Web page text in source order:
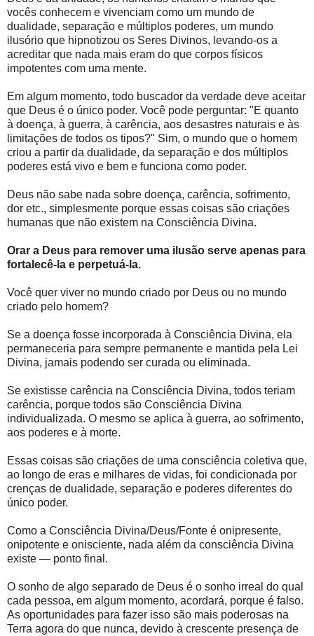
vocês conhecem e vivenciam como um mundo de
dualidade, separação e múltiplos poderes, um mundo
ilusório que hipnotizou os Seres Divinos, levando-os a
acreditar que nada mais eram do que corpos físicos
impotentes com uma mente.
Em algum momento, todo buscador da verdade deve aceitar
que Deus é o único poder. Você pode perguntar: "E quanto
à doença, à guerra, à carência, aos desastres naturais e às
limitações de todos os tipos?" Sim, o mundo que o homem
criou a partir da dualidade, da separação e dos múltiplos
poderes está vivo e bem e funciona como poder.
Deus não sabe nada sobre doença, carência, sofrimento,
dor etc., simplesmente porque essas coisas são criações
humanas que não existem na Consciência Divina.
Orar a Deus para remover uma ilusão serve apenas para
fortalecê-la e perpetuá-la.
Você quer viver no mundo criado por Deus ou no mundo
criado pelo homem?
Se a doença fosse incorporada à Consciência Divina, ela
permaneceria para sempre permanente e mantida pela Lei
Divina, jamais podendo ser curada ou eliminada.
Se existisse carência na Consciência Divina, todos teriam
carência, porque todos são Consciência Divina
individualizada. O mesmo se aplica à guerra, ao sofrimento,
aos poderes e à morte.
Essas coisas são criações de uma consciência coletiva que,
ao longo de eras e milhares de vidas, foi condicionada por
crenças de dualidade, separação e poderes diferentes do
único poder.
Como a Consciência Divina/Deus/Fonte é onipresente,
onipotente e onisciente, nada além da consciência Divina
existe — ponto final.
O sonho de algo separado de Deus é o sonho irreal do qual
cada pessoa, em algum momento, acordará, porque é falso.
As oportunidades para fazer isso são mais poderosas na
Terra agora do que nunca, devido à crescente presença de